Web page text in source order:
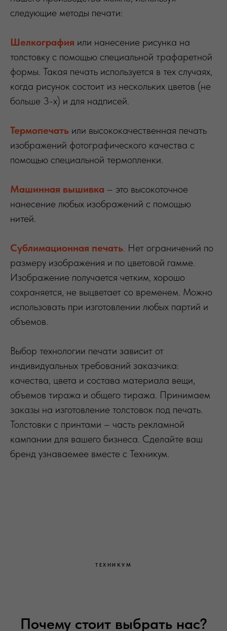
следующие методы печати:
Шелкография или нанесение рисунка на
толстовку с помощью специальной трафаретной
формы. Такая печать используется в тех случаях,
когда рисунок состоит из нескольких цветов (не
больше 3-х) и для надписей.
Термопечать или высококачественная печать
изображений фотографического качества с
помощью специальной термопленки.
Машинная вышивка – это высокоточное
нанесение любых изображений с помощью
нитей.
Сублимационная печать. Нет ограничений по
размеру изображения и по цветовой гамме.
Изображение получается четким, хорошо
сохраняется, не выцветает со временем. Можно
использовать при изготовлении любых партий и
объемов.
Выбор технологии печати зависит от
индивидуальных требований заказчика:
качества, цвета и состава материала вещи,
объемов тиража и общего тиража. Принимаем
заказы на изготовление толстовок под печать.
Толстовки с принтами – часть рекламной
кампании для вашего бизнеса. Сделайте ваш
бренд узнаваемее вместе с Техникум.
ТЕХНИКУМ
Почему стоит выбрать нас?